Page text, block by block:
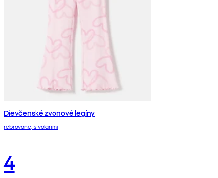
Dievčenské zvonové legíny
rebrované, s volánmi
4